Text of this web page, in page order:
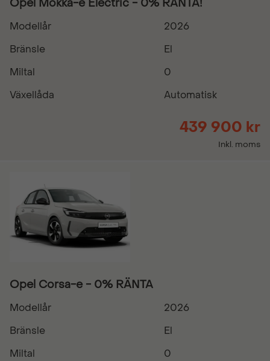
Opel Mokka-e Electric - 0% RÄNTA!
Modellår
2026
Bränsle
El
Miltal
0
Växellåda
Automatisk
439 900 kr
Inkl. moms
Opel Corsa-e - 0% RÄNTA
Modellår
2026
Bränsle
El
Miltal
0